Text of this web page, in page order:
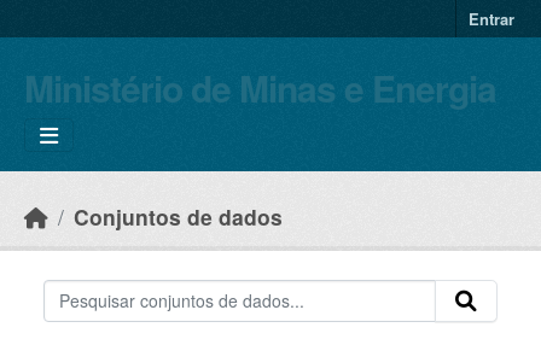
Entrar
Ministério de Minas e Energia
Conjuntos de dados